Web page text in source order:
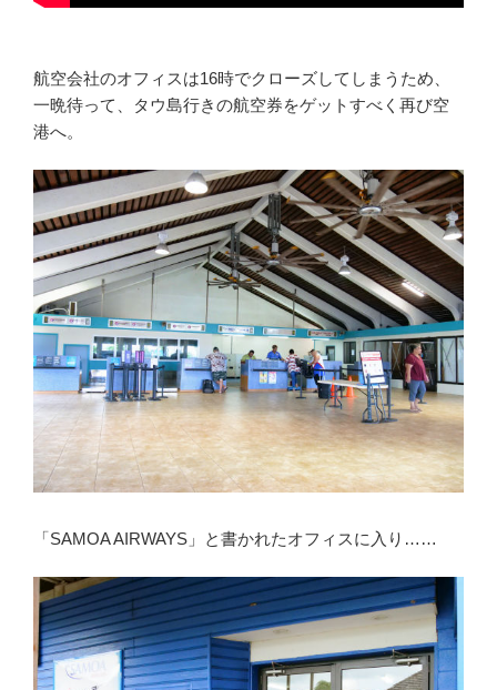
航空会社のオフィスは16時でクローズしてしまうため、
一晩待って、タウ島行きの航空券をゲットすべく再び空
港へ。
「SAMOA AIRWAYS」と書かれたオフィスに入り……